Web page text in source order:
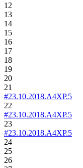
12
13
14
15
16
17
18
19
20
21
#23.10.2018.A4XP.5
22
#23.10.2018.A4XP.5
23
#23.10.2018.A4XP.5
24
25
26